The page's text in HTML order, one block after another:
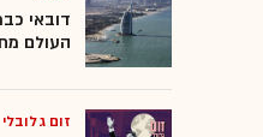
דובאי
העולם
זום גלובלי